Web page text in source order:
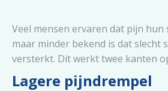
Veel mensen ervaren dat pijn
maar minder bekend is dat slecht
versterkt. Dit werkt twee kanten
Lagere pijndrempel